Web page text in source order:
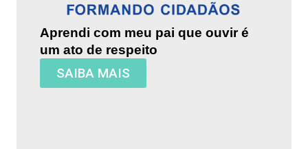
Aprendi com meu pai que ouvir é
um ato de respeito
SAIBA MAIS